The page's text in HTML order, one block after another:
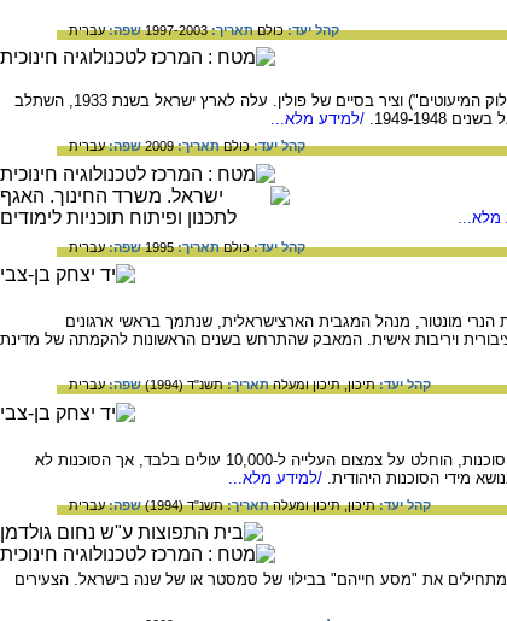
קהל יעד:כולםתאריך:1997-2003 שפה:עברית
מנהיג יהודי פולין, מנהיג מפלגת הציונים הכלליים (מפלגה בהסתדרות הציונית), מקים "גוש המיעוטים הלאומיים" ("בלוק המיעוטים") וציר בסיים של פולין. עלה לארץ ישראל בשנת 1933, השתלב
1948.
/למידע מלא...
קהל יעד:כולםתאריך:2009 שפה:עברית
מלא...
קהל יעד:כולםתאריך:1995 שפה:עברית
מונטור, מנהל המגבית הארצישראלית, שנתמך בראשי ארגונים
ויריבות אישית. המאבק שהתרחש בשנים הראשונות להקמתה של מדינת
קהל יעד:תיכון,תיכון ומעלהתאריך:תשנ"ד (1994) שפה:עברית
בסוף 1949 התמקדו התומכים בהגבלת העלייה בהנהלת הסוכנות במניעת עלייתם של חולים ונכים. בלחץ הנהלת הסוכנות, הוחלט על צמצום העלייה ל-10,000 עולים בלבד, אך הסוכנות לא
מידי הסוכנות היהודית. /למידע מלא...
קהל יעד:תיכון,תיכון ומעלהתאריך:תשנ"ד (1994) שפה:עברית
את "מסע חייהם" בבילוי של סמסטר או של שנה בישראל. הצעירים